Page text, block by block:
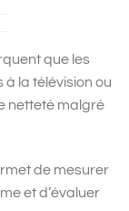
que les
la télévision ou
netteté malgré
de mesurer
et d’évaluer